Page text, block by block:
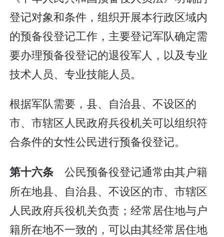
登记对象和条件，组织开展本行政区域内
的预备役登记工作，主要登记军队确定需
要办理预备役登记的退役军人，以及专业
技术人员、专业技能人员。
根据军队需要，县、自治县、不设区的
市、市辖区人民政府兵役机关可以组织符
合条件的女性公民进行预备役登记。
第十六条公民预备役登记通常由其户籍
所在地县、自治县、不设区的市、市辖区
人民政府兵役机关负责；经常居住地与户
籍所在地不一致的，可以由其经常居住地